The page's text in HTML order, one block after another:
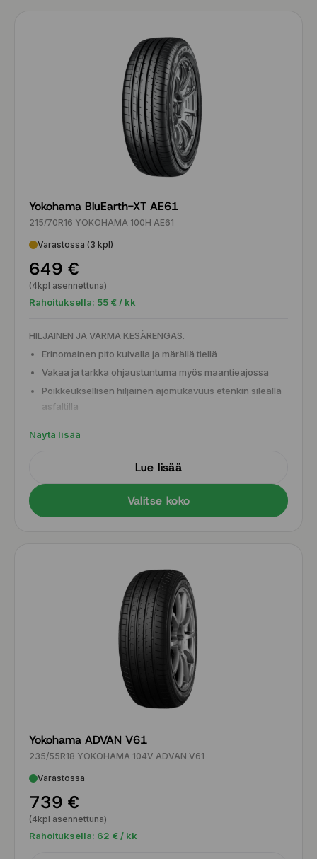
Yokohama BluEarth-XT AE61
215/70R16 YOKOHAMA 100H AE61
Varastossa (3 kpl)
649 €
(4kpl asennettuna)
Rahoituksella: 55 € / kk
HILJAINEN JA VARMA KESÄRENGAS.
Erinomainen pito kuivalla ja märällä tiellä
Vakaa ja tarkka ohjaustuntuma myös maantieajossa
Poikkeuksellisen hiljainen ajomukavuus etenkin sileällä
asfaltilla
Näytä lisää
Lue lisää
Valitse koko
Yokohama ADVAN V61
235/55R18 YOKOHAMA 104V ADVAN V61
Varastossa
739 €
(4kpl asennettuna)
Rahoituksella: 62 € / kk